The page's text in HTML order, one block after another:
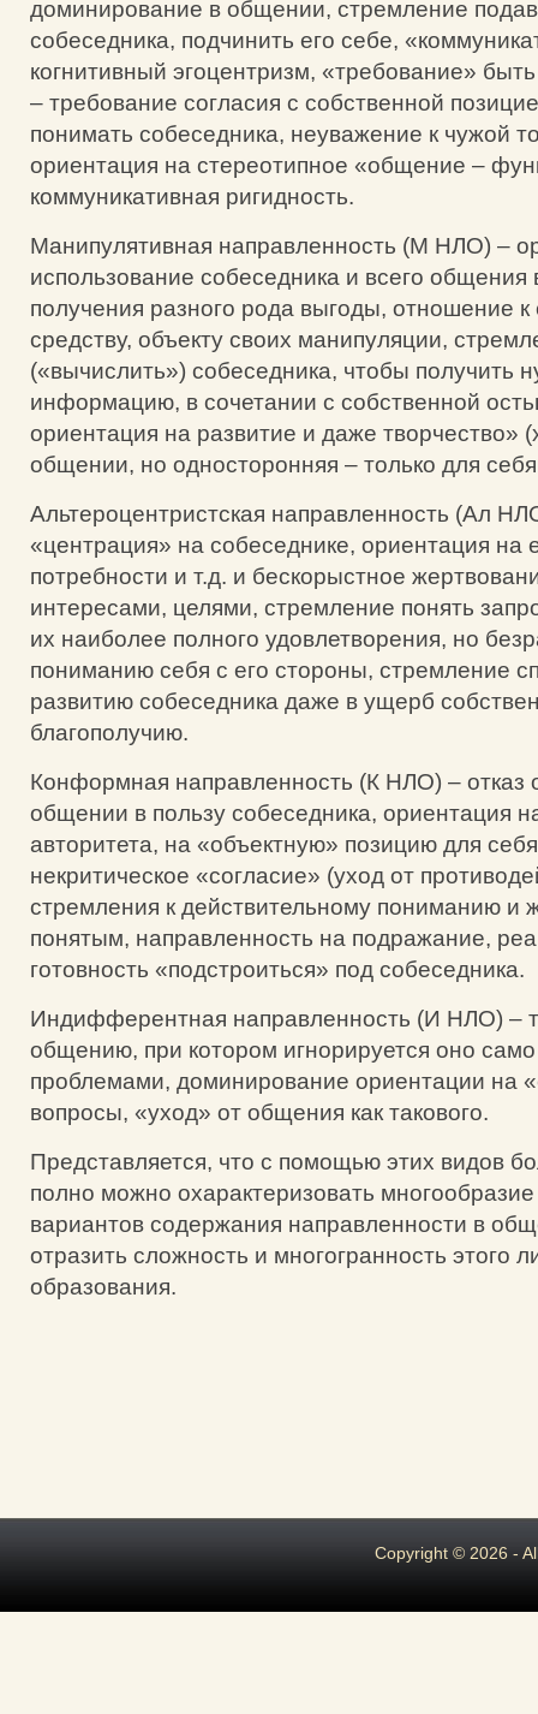
доминирование в общении, стремление
собеседника, подчинить его себе,
когнитивный эгоцентризм, «требование»
– требование согласия с собственной
понимать собеседника, неуважение к чужой
ориентация на стереотипное «общение –
коммуникативная ригидность.
Манипулятивная направленность (М НЛО) –
использование собеседника и всего общения
получения разного рода выгоды, отношение к
средству, объекту своих манипуляции,
(«вычислить») собеседника, чтобы получить
информацию, в сочетании с собственной
ориентация на развитие и даже творчество»
общении, но односторонняя – только для себя
Альтероцентристская направленность (Ал
«центрация» на собеседнике, ориентация на
потребности и т.д. и бескорыстное
интересами, целями, стремление понять
их наиболее полного удовлетворения, но
пониманию себя с его стороны, стремление
развитию собеседника даже в ущерб
благополучию.
Конформная направленность (К НЛО) – отказ
общении в пользу собеседника, ориентация
авторитета, на «объектную» позицию для
некритическое «согласие» (уход от
стремления к действительному пониманию и
понятым, направленность на подражание,
готовность «подстроиться» под собеседника.
Индифферентная направленность (И НЛО) –
общению, при котором игнорируется оно
проблемами, доминирование ориентации на
вопросы, «уход» от общения как такового.
Представляется, что с помощью этих видов
полно можно охарактеризовать
вариантов содержания направленности в
отразить сложность и многогранность этого
образования.
Copyright © 2026 -